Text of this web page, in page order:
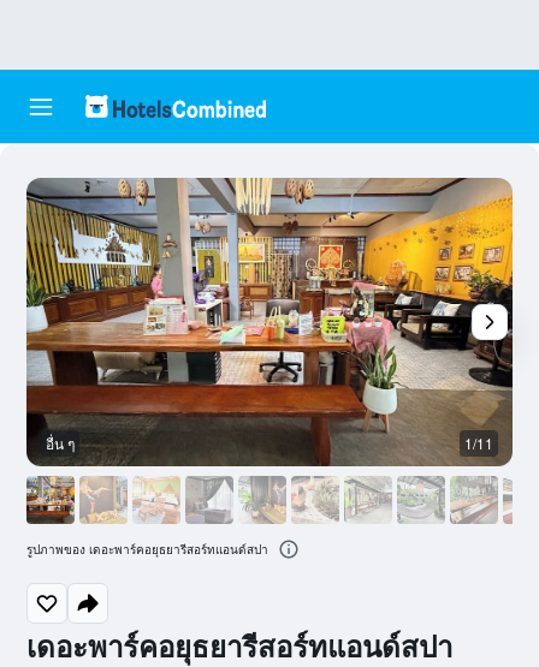
เดอะพาร์คอยุธยารีสอร์ทแอนด์สปา
อื่น ๆ 1/11
รูปภาพของ เดอะพาร์คอยุธยารีสอร์ทแอนด์สปา